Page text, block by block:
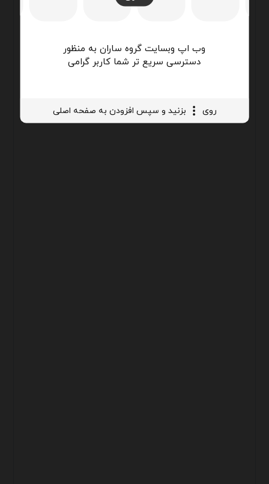
وب اپ وبسایت گروه ساران به منظور
دسترسی سریع تر شما کاربر گرامی
روی بزنید و سپس افزودن به صفحه اصلی